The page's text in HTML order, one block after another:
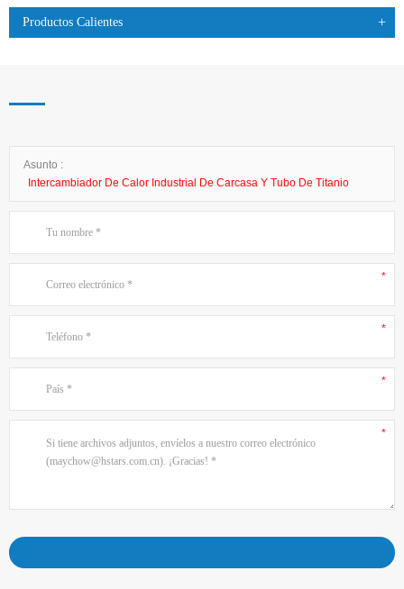
Productos Calientes
Asunto :
Intercambiador De Calor Industrial De Carcasa Y Tubo De Titanio